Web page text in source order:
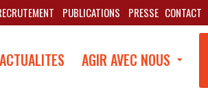
PUBLICATIONS PRESSE CONTACT
ACTUALITES AGIR AVEC NOUS